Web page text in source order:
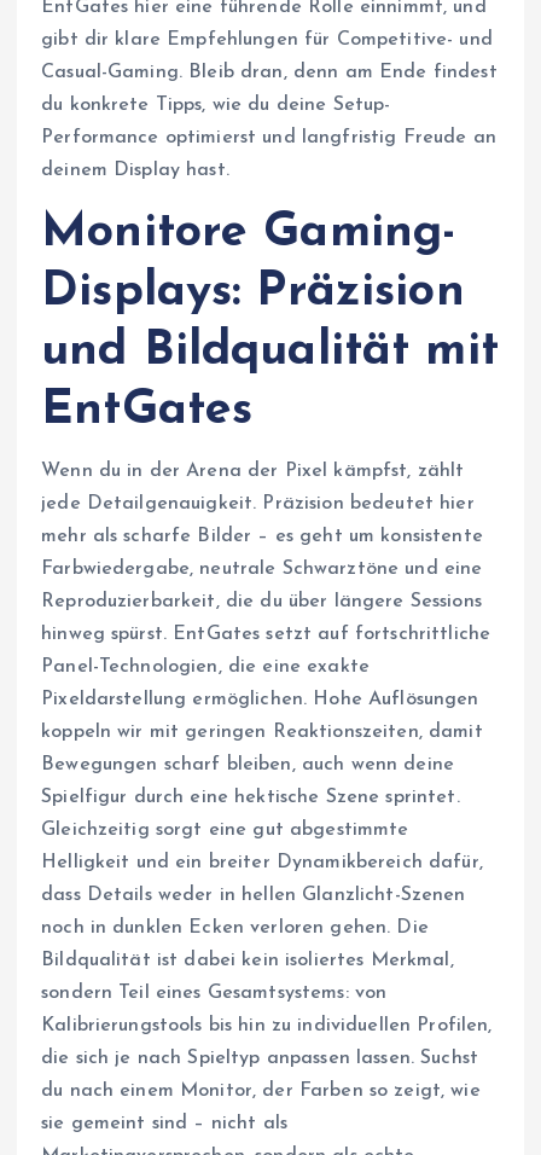
EntGates hier eine führende Rolle einnimmt, und
gibt dir klare Empfehlungen für Competitive- und
Casual-Gaming. Bleib dran, denn am Ende findest
du konkrete Tipps, wie du deine Setup-
Performance optimierst und langfristig Freude an
deinem Display hast.
Monitore Gaming-
Displays: Präzision
und Bildqualität mit
EntGates
Wenn du in der Arena der Pixel kämpfst, zählt
jede Detailgenauigkeit. Präzision bedeutet hier
mehr als scharfe Bilder – es geht um konsistente
Farbwiedergabe, neutrale Schwarztöne und eine
Reproduzierbarkeit, die du über längere Sessions
hinweg spürst. EntGates setzt auf fortschrittliche
Panel-Technologien, die eine exakte
Pixeldarstellung ermöglichen. Hohe Auflösungen
koppeln wir mit geringen Reaktionszeiten, damit
Bewegungen scharf bleiben, auch wenn deine
Spielfigur durch eine hektische Szene sprintet.
Gleichzeitig sorgt eine gut abgestimmte
Helligkeit und ein breiter Dynamikbereich dafür,
dass Details weder in hellen Glanzlicht-Szenen
noch in dunklen Ecken verloren gehen. Die
Bildqualität ist dabei kein isoliertes Merkmal,
sondern Teil eines Gesamtsystems: von
Kalibrierungstools bis hin zu individuellen Profilen,
die sich je nach Spieltyp anpassen lassen. Suchst
du nach einem Monitor, der Farben so zeigt, wie
sie gemeint sind – nicht als